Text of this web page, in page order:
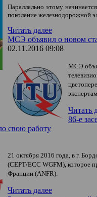
Параллельно этому
поколение железнодорожной
Читать далее
МСЭ объявил о новом
02.11.2016 09:08
МСЭ
Читать
86-е
свою работу
21 октября 2016 года, в г.
(CEPT/ECC WGFM), которое
Франции (ANFR).
Читать далее